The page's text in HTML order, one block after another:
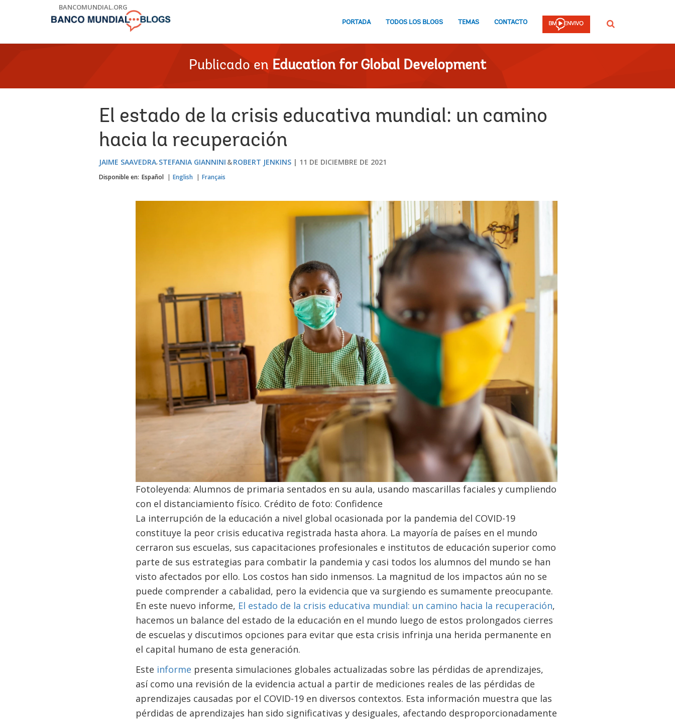
BANCOMUNDIAL.ORG
PORTADA TODOS LOS BLOGS TEMAS CONTACTO Buscar
Publicado en Education for Global Development
El estado de la crisis educativa mundial: un camino
hacia la recuperación
JAIME SAAVEDRA STEFANIA GIANNINI ROBERT JENKINS 11 DE DICIEMBRE DE 2021
Disponible en: Español English Français
Fotoleyenda: Alumnos de primaria sentados en su aula, usando mascarillas faciales y cumpliendo
con el distanciamiento físico. Crédito de foto: Confidence
La interrupción de la educación a nivel global ocasionada por la pandemia del COVID-19
constituye la peor crisis educativa registrada hasta ahora. La mayoría de países en el mundo
cerraron sus escuelas, sus capacitaciones profesionales e institutos de educación superior como
parte de sus estrategias para combatir la pandemia y casi todos los alumnos del mundo se han
visto afectados por ello. Los costos han sido inmensos. La magnitud de los impactos aún no se
puede comprender a cabalidad, pero la evidencia que va surgiendo es sumamente preocupante.
En este nuevo informe, El estado de la crisis educativa mundial: un camino hacia la recuperación,
hacemos un balance del estado de la educación en el mundo luego de estos prolongados cierres
de escuelas y discutimos opciones para evitar que esta crisis infrinja una herida permanente en
el capital humano de esta generación.
Este informe presenta simulaciones globales actualizadas sobre las pérdidas de aprendizajes,
así como una revisión de la evidencia actual a partir de mediciones reales de las pérdidas de
aprendizajes causadas por el COVID-19 en diversos contextos. Esta información muestra que las
pérdidas de aprendizajes han sido significativas y desiguales, afectando desproporcionadamente